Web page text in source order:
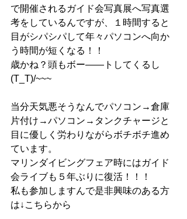
で開催されるガイド会写真展へ写真選
考をしているんですが、１時間すると
目がシパシパして年々パソコンへ向か
う時間が短くなる！！
歳かね？頭もボー――トしてくるし
(T_T)/~~~
当分天気悪そうなんでパソコン→倉庫
片付け→パソコン→タンクチャージと
目に優しく労わりながらボチボチ進め
ています。
マリンダイビングフェア時にはガイド
会ライブも５年ぶりに復活！！！
私も参加しますんで是非興味のある方
は↓こちらから